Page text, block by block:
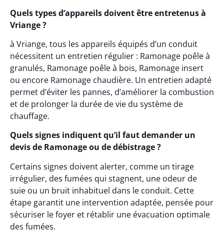
Quels types d’appareils doivent être entretenus à
Vriange ?
à Vriange, tous les appareils équipés d’un conduit
nécessitent un entretien régulier : Ramonage poêle à
granulés, Ramonage poêle à bois, Ramonage insert
ou encore Ramonage chaudière. Un entretien adapté
permet d’éviter les pannes, d’améliorer la combustion
et de prolonger la durée de vie du système de
chauffage.
Quels signes indiquent qu’il faut demander un
devis de Ramonage ou de débistrage ?
Certains signes doivent alerter, comme un tirage
irrégulier, des fumées qui stagnent, une odeur de
suie ou un bruit inhabituel dans le conduit. Cette
étape garantit une intervention adaptée, pensée pour
sécuriser le foyer et rétablir une évacuation optimale
des fumées.